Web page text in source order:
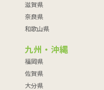
滋賀県
奈良県
和歌山県
九州・沖縄
福岡県
佐賀県
大分県